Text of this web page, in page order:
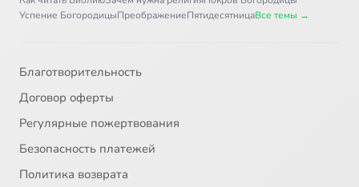
Успение БогородицыПреображениеПятидесятницаВсе темы →
Благотворительность
Договор оферты
Регулярные пожертвования
Безопасность платежей
Политика возврата